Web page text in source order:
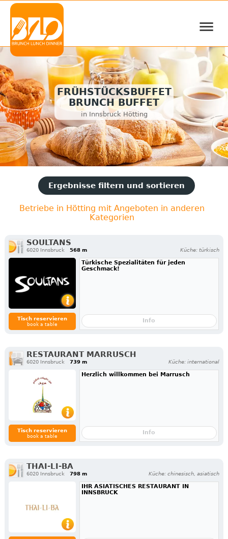
≡
FRÜHSTÜCKSBUFFET
BRUNCH BUFFET
in Innsbruck Hötting
Ergebnisse filtern und sortieren
Betriebe in Hötting mit Angeboten in anderen
Kategorien
SOULTANS
6020 Innsbruck 568 m Küche: türkisch
Tisch reservieren
book a table
Türkische Spezialitäten für jeden
Geschmack!
Info
RESTAURANT MARRUSCH
6020 Innsbruck 739 m Küche: international
Tisch reservieren
book a table
Herzlich willkommen bei Marrusch
Info
THAI-LI-BA
6020 Innsbruck 798 m Küche: chinesisch, asiatisch
IHR ASIATISCHES RESTAURANT IN
INNSBRUCK